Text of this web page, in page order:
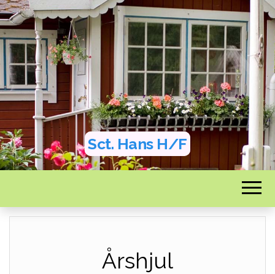
Sct. Hans H/F
Årshjul